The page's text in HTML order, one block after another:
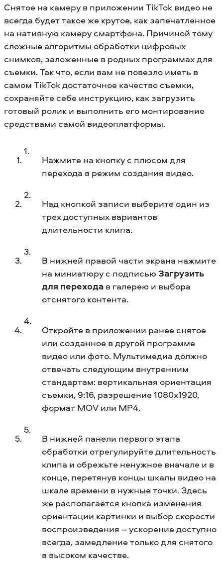
Снятое на камеру в приложении TikTok видео не
всегда будет такое же крутое, как запечатленное
на нативную камеру смартфона. Причиной тому
сложные алгоритмы обработки цифровых
снимков, заложенные в родных программах для
съемки. Так что, если вам не повезло иметь в
самом TikTok достаточное качество съемки,
сохраняйте себе инструкцию, как загрузить
готовый ролик и выполнить его монтирование
средствами самой видеоплатформы.
Нажмите на кнопку с плюсом для
перехода в режим создания видео.
Над кнопкой записи выберите один из
трех доступных вариантов
длительности клипа.
В нижней правой части экрана нажмите
на миниатюру с подписью Загрузить
для переходав галерею и выбора
отснятого контента.
Откройте в приложении ранее снятое
или созданное в другой программе
видео или фото. Мультимедиа должно
отвечать следующим внутренним
стандартам: вертикальная ориентация
съемки, 9:16, разрешение 1080x1920,
формат MOV или MP4.
В нижней панели первого этапа
обработки отрегулируйте длительность
клипа и обрежьте ненужное вначале и в
конце, перетянув концы шкалы видео на
шкале времени в нужные точки. Здесь
же располагается кнопка изменения
ориентации картинки и выбор скорости
воспроизведения – ускорение доступно
всегда, замедление только для снятого
в высоком качестве.